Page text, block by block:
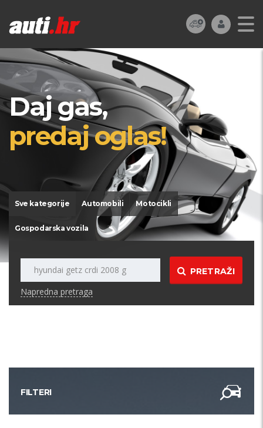
Daj gas,
predaj oglas!
Sve kategorije Automobili Motocikli
Gospodarska vozila
PRETRAŽI
Napredna pretraga
FILTERI